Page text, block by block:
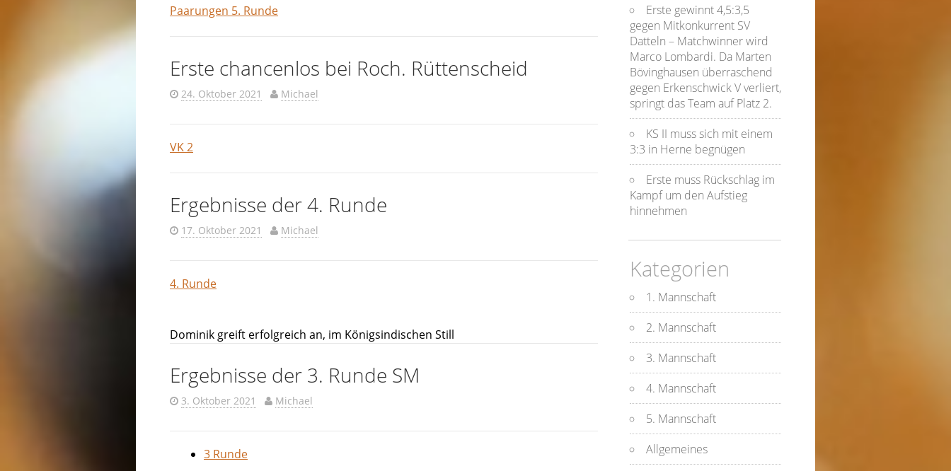
Paarungen 5. Runde
Erste chancenlos bei Roch. Rüttenscheid
24. Oktober 2021 Michael
VK 2
Ergebnisse der 4. Runde
17. Oktober 2021 Michael
4. Runde
Dominik greift erfolgreich an, im Königsindischen Still
Ergebnisse der 3. Runde SM
3. Oktober 2021 Michael
3 Runde
Erste gewinnt 4,5:3,5
gegen Mitkonkurrent SV
Datteln – Matchwinner wird
Marco Lombardi. Da Marten
Bövinghausen überraschend
gegen Erkenschwick V verliert,
springt das Team auf Platz 2.
KS II muss sich mit einem
3:3 in Herne begnügen
Erste muss Rückschlag im
Kampf um den Aufstieg
hinnehmen
Kategorien
1. Mannschaft
2. Mannschaft
3. Mannschaft
4. Mannschaft
5. Mannschaft
Allgemeines